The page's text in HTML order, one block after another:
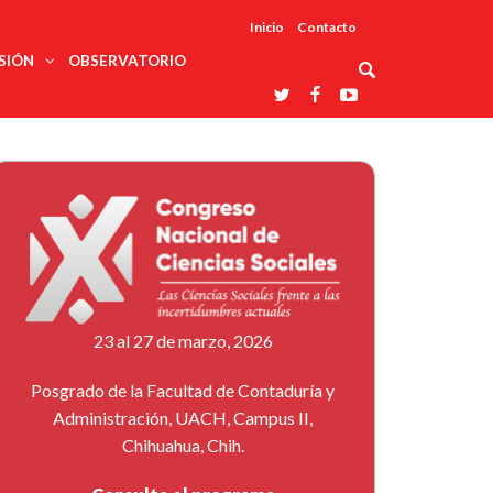
Inicio Contacto
ciencias
profesionales
trabajo
Redes
temáticas
Laboratorios
nacionales
Entidades
afines
Reconoce
La UDUALC
A La
Universidad
De México
En Su 475
Aniversario
OBSERVATORIO
23 al 27 de marzo, 2026
Posgrado de la Facultad de Contaduría y
Administración, UACH, Campus II,
Chihuahua, Chih.